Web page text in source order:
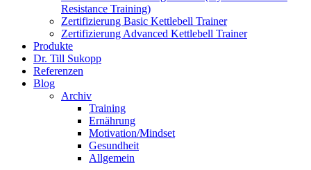
Resistance Training)
Zertifizierung Basic Kettlebell Trainer
Zertifizierung Advanced Kettlebell Trainer
Produkte
Dr. Till Sukopp
Referenzen
Blog
Archiv
Training
Ernährung
Motivation/Mindset
Gesundheit
Allgemein